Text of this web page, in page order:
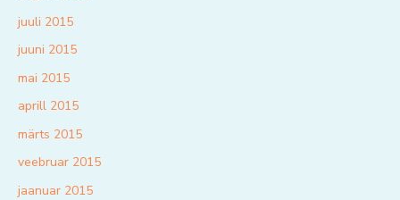
juuli 2015
juuni 2015
mai 2015
aprill 2015
märts 2015
veebruar 2015
jaanuar 2015